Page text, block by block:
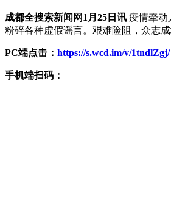
成都全搜索新闻网1月25日讯 疫情牵动
粉碎各种虚假谣言。艰难险阻，众志
PC端点击： https://s.wcd.im/v/1tndlZgj/
手机端扫码：